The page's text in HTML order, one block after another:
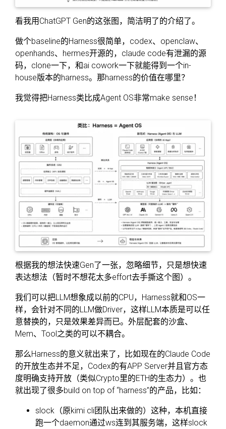
看我用ChatGPT Gen的这张图，简洁明了的介绍了。
做个baseline的Harness很简单，codex、openclaw、
openhands、hermes开源的，claude code有泄漏的源
码，clone一下，和ai cowork一下就能得到一个in-
house版本的harness。那harness的价值在哪里？
我觉得把Harness类比成Agent OS非常make sense！
根据我的想法快速Gen了一张，忽略细节，只是想快速
表达想法（暂时不想花太多effort去手撕这个图）。
我们可以把LLM想象成以前的CPU，Harness就和OS一
样，会针对不同的LLM做Driver，这样LLM本质是可以任
意替换的，只是效果差异而已。外层配套的沙盒、
Mem、Tool之类的可以不耦合。
那么Harness的意义就出来了，比如现在的Claude Code
的开放生态并不足，Codex的有APP Server并且官方态
度明确支持开放（类似Crypto里的ETH的生态力）。也
就出现了很多build on top of “harness”的产品，比如：
slock（原kimi cli团队出来做的）这种，本机直接
跑一个daemon通过ws连到其服务端，这样slock